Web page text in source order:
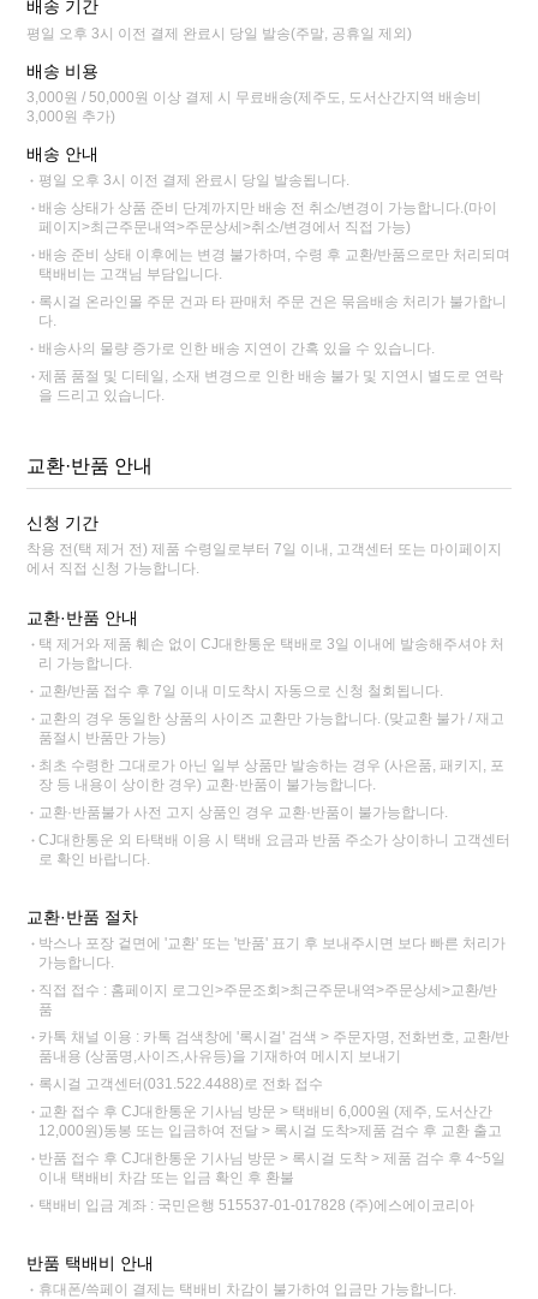
배송 기간
평일 오후 3시 이전 결제 완료시 당일 발송(주말, 공휴일 제외)
배송 비용
3,000원 / 50,000원 이상 결제 시 무료배송(제주도, 도서산간지역 배송비
3,000원 추가)
배송 안내
평일 오후 3시 이전 결제 완료시 당일 발송됩니다.
배송 상태가 상품 준비 단계까지만 배송 전 취소/변경이 가능합니다.(마이
페이지>최근주문내역>주문상세>취소/변경에서 직접 가능)
배송 준비 상태 이후에는 변경 불가하며, 수령 후 교환/반품으로만 처리되며
택배비는 고객님 부담입니다.
록시걸 온라인몰 주문 건과 타 판매처 주문 건은 묶음배송 처리가 불가합니
다.
배송사의 물량 증가로 인한 배송 지연이 간혹 있을 수 있습니다.
제품 품절 및 디테일, 소재 변경으로 인한 배송 불가 및 지연시 별도로 연락
을 드리고 있습니다.
교환·반품 안내
신청 기간
착용 전(택 제거 전) 제품 수령일로부터 7일 이내, 고객센터 또는 마이페이지
에서 직접 신청 가능합니다.
교환·반품 안내
택 제거와 제품 훼손 없이 CJ대한통운 택배로 3일 이내에 발송해주셔야 처
리 가능합니다.
교환/반품 접수 후 7일 이내 미도착시 자동으로 신청 철회됩니다.
교환의 경우 동일한 상품의 사이즈 교환만 가능합니다. (맞교환 불가 / 재고
품절시 반품만 가능)
최초 수령한 그대로가 아닌 일부 상품만 발송하는 경우 (사은품, 패키지, 포
장 등 내용이 상이한 경우) 교환·반품이 불가능합니다.
교환·반품불가 사전 고지 상품인 경우 교환·반품이 불가능합니다.
CJ대한통운 외 타택배 이용 시 택배 요금과 반품 주소가 상이하니 고객센터
로 확인 바랍니다.
교환·반품 절차
박스나 포장 겉면에 '교환' 또는 '반품' 표기 후 보내주시면 보다 빠른 처리가
가능합니다.
직접 접수 : 홈페이지 로그인>주문조회>최근주문내역>주문상세>교환/반
품
카톡 채널 이용 : 카톡 검색창에 '록시걸' 검색 > 주문자명, 전화번호, 교환/반
품내용 (상품명,사이즈,사유등)을 기재하여 메시지 보내기
록시걸 고객센터(031.522.4488)로 전화 접수
교환 접수 후 CJ대한통운 기사님 방문 > 택배비 6,000원 (제주, 도서산간
12,000원)동봉 또는 입금하여 전달 > 록시걸 도착>제품 검수 후 교환 출고
반품 접수 후 CJ대한통운 기사님 방문 > 록시걸 도착 > 제품 검수 후 4~5일
이내 택배비 차감 또는 입금 확인 후 환불
택배비 입금 계좌 : 국민은행 515537-01-017828 (주)에스에이코리아
반품 택배비 안내
휴대폰/쓱페이 결제는 택배비 차감이 불가하여 입금만 가능합니다.